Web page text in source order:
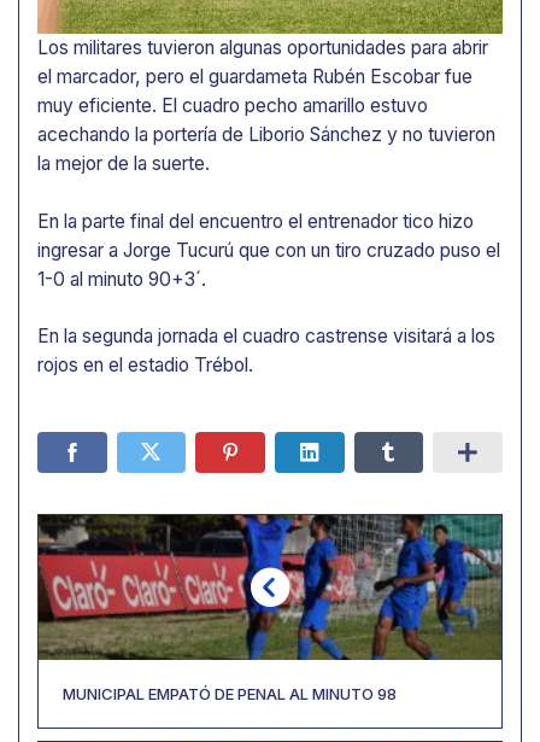
Los militares tuvieron algunas oportunidades para abrir
el marcador, pero el guardameta Rubén Escobar fue
muy eficiente. El cuadro pecho amarillo estuvo
acechando la portería de Liborio Sánchez y no tuvieron
la mejor de la suerte.
En la parte final del encuentro el entrenador tico hizo
ingresar a Jorge Tucurú que con un tiro cruzado puso el
1-0 al minuto 90+3´.
En la segunda jornada el cuadro castrense visitará a los
rojos en el estadio Trébol.
MUNICIPAL EMPATÓ DE PENAL AL MINUTO 98